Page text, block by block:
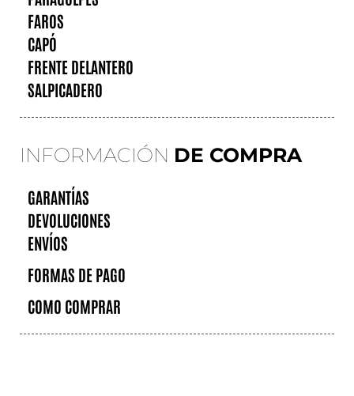
FAROS
CAPÓ
FRENTE DELANTERO
SALPICADERO
INFORMACIÓN DE COMPRA
GARANTÍAS
DEVOLUCIONES
ENVÍOS
FORMAS DE PAGO
COMO COMPRAR